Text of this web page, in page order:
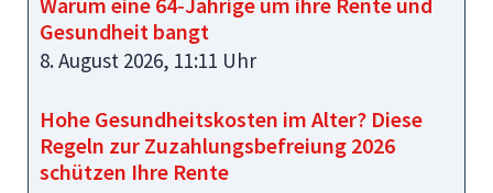
Gesundheit bangt
8. August 2026, 11:11 Uhr
Hohe Gesundheitskosten im Alter? Diese
Regeln zur Zuzahlungsbefreiung 2026
schützen Ihre Rente